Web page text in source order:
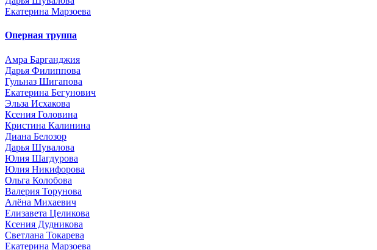
Екатерина Марзоева
Оперная труппа
Амра Барганджия
Дарья Филиппова
Гульназ Шигапова
Екатерина Бегунович
Эльза Исхакова
Ксения Головина
Кристина Калинина
Диана Белозор
Дарья Шувалова
Юлия Шагдурова
Юлия Никифорова
Ольга Колобова
Валерия Торунова
Алёна Михаевич
Елизавета Целикова
Ксения Дудникова
Светлана Токарева
Екатерина Марзоева